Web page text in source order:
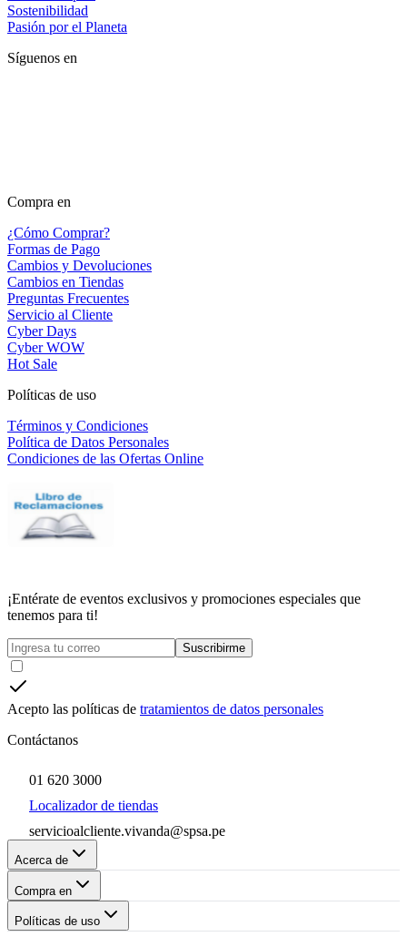
Sostenibilidad
Pasión por el Planeta
Síguenos en
Compra en
¿Cómo Comprar?
Formas de Pago
Cambios y Devoluciones
Cambios en Tiendas
Preguntas Frecuentes
Servicio al Cliente
Cyber Days
Cyber WOW
Hot Sale
Políticas de uso
Términos y Condiciones
Política de Datos Personales
Condiciones de las Ofertas Online
¡Entérate de eventos exclusivos y promociones especiales que
tenemos para ti!
Suscribirme
Acepto las políticas de tratamientos de datos personales
Contáctanos
01 620 3000
Localizador de tiendas
servicioalcliente.vivanda@spsa.pe
Acerca de
Compra en
Políticas de uso